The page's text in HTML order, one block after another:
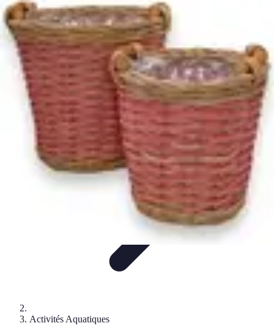
Activités Sensations
ConseilsConseils et Astuces InsolitesActivités à sensations
aventures
Activités Sensations
Activités Aquatiques